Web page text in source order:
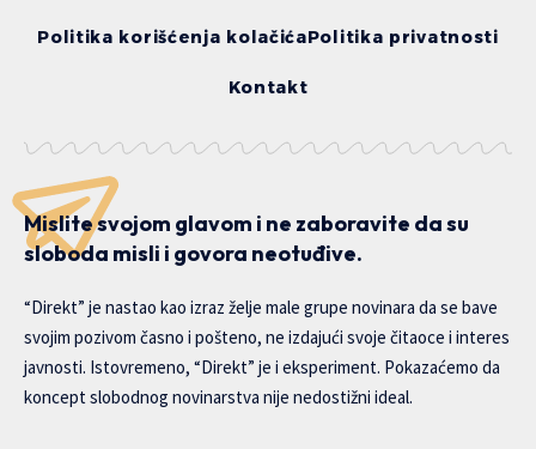
Politika korišćenja kolačićaPolitika privatnosti
Kontakt
Mislite svojom glavom i ne zaboravite da su
sloboda misli i govora neotuđive.
“Direkt” je nastao kao izraz želje male grupe novinara da se bave
svojim pozivom časno i pošteno, ne izdajući svoje čitaoce i interes
javnosti. Istovremeno, “Direkt” je i eksperiment. Pokazaćemo da
koncept slobodnog novinarstva nije nedostižni ideal.